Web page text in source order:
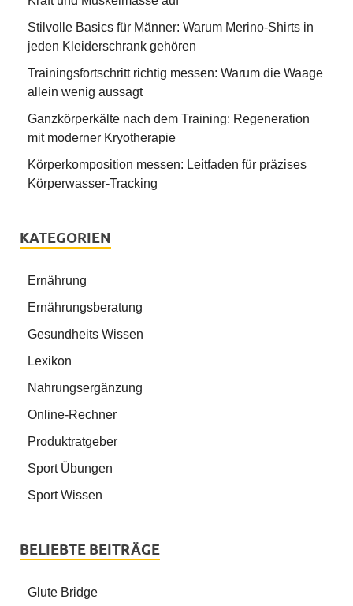
Stilvolle Basics für Männer: Warum Merino-Shirts in
jeden Kleiderschrank gehören
Trainingsfortschritt richtig messen: Warum die Waage
allein wenig aussagt
Ganzkörperkälte nach dem Training: Regeneration
mit moderner Kryotherapie
Körperkomposition messen: Leitfaden für präzises
Körperwasser-Tracking
KATEGORIEN
Ernährung
Ernährungsberatung
Gesundheits Wissen
Lexikon
Nahrungsergänzung
Online-Rechner
Produktratgeber
Sport Übungen
Sport Wissen
BELIEBTE BEITRÄGE
Glute Bridge